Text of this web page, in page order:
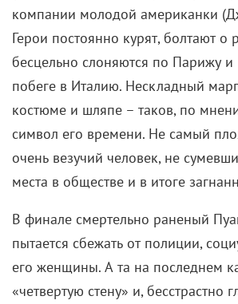
компании молодой американки
Герои постоянно курят, болтают о
бесцельно слоняются по Парижу
побеге в Италию. Нескладный
костюме и шляпе – таков, по
символ его времени. Не самый
очень везучий человек, не
места в обществе и в итоге
В финале смертельно раненый
пытается сбежать от полиции,
его женщины. А та на последнем
«четвертую стену» и, бесстрастно